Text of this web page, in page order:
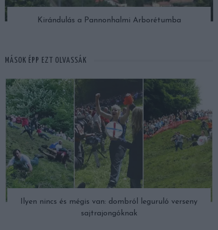
Kirándulás a Pannonhalmi Arborétumba
MÁSOK ÉPP EZT OLVASSÁK
Ilyen nincs és mégis van: dombról leguruló verseny
sajtrajongóknak